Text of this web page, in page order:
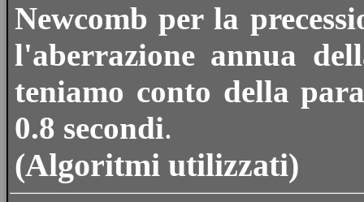
Newcomb per la
l'aberrazione annua
teniamo conto della
0.8 secondi.
(Algoritmi utilizzati)